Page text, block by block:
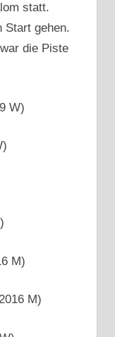
statt.
Start gehen.
die Piste
W)
M)
M)